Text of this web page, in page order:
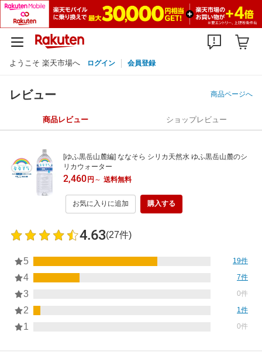
ようこそ 楽天市場へ ログイン 会員登録
レビュー 商品ページへ
商品レビュー ショップレビュー
[ゆふ黒岳山麓編] ななそら シリカ天然水 ゆふ黒岳山麓のシ
リカウォーター
2,460円 ～ 送料無料
お気に入りに追加 購入する
4.63(27件)
5 19件
4 7件
3 0件
2 1件
1 0件